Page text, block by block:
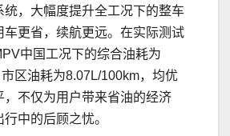
统，大幅度提升全工况下的整车
车更省，续航更远。在实际测试
中国工况下的综合油耗为
区油耗为8.07L/100km，均优
，不仅为用户带来省油的经济
中的后顾之忧。